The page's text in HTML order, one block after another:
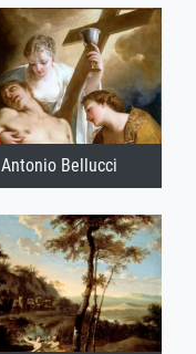
Antonio Bellucci